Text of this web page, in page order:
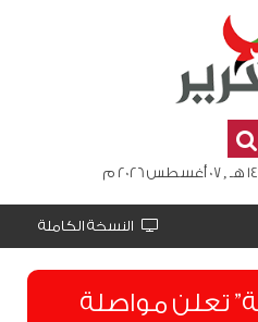
النسخة الكاملة
تعلن مواصلة